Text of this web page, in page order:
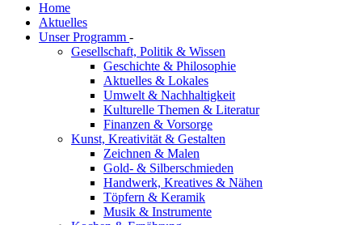
Home
Aktuelles
Unser Programm -
Gesellschaft, Politik & Wissen
Geschichte & Philosophie
Aktuelles & Lokales
Umwelt & Nachhaltigkeit
Kulturelle Themen & Literatur
Finanzen & Vorsorge
Kunst, Kreativität & Gestalten
Zeichnen & Malen
Gold- & Silberschmieden
Handwerk, Kreatives & Nähen
Töpfern & Keramik
Musik & Instrumente